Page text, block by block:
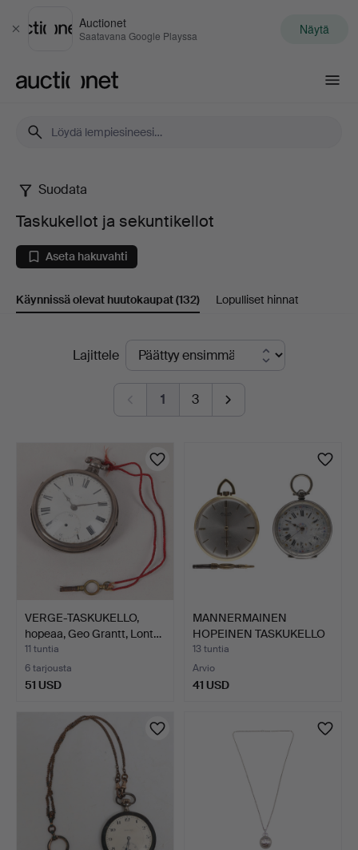
Sulje
Auctionet
Saatavana Google Playssa Näytä
Taskukellot
ja
sekuntikellot
Suodata
Taskukellot ja sekuntikellot
Aseta hakuvahti
Käynnissä olevat huutokaupat(132) Lopulliset hinnat
Käynnissä
huutokaupat
Lajittele
1 3
VERGE-TASKUKELLO,
hopeaa, Geo Grantt, Lont…
11 tuntia
6 tarjousta
51 USD
MANNERMAINEN
HOPEINEN TASKUKELLO
JA KULLAT…
13 tuntia
Arvio
41 USD